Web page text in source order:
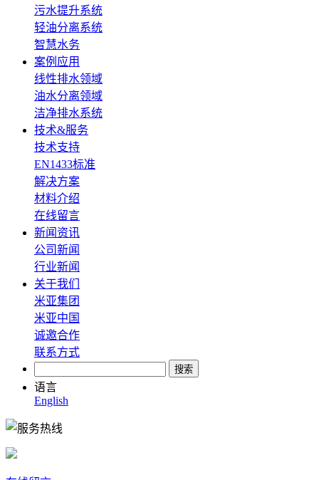
污水提升系统
轻油分离系统
智慧水务
案例应用
线性排水领域
油水分离领域
洁净排水系统
技术&服务
技术支持
EN1433标准
解决方案
材料介绍
在线留言
新闻资讯
公司新闻
行业新闻
关于我们
米亚集团
米亚中国
诚邀合作
联系方式
语言
English